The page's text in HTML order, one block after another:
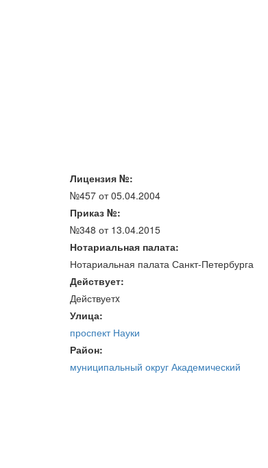
Лицензия №:
№457 от 05.04.2004
Приказ №:
№348 от 13.04.2015
Нотариальная палата:
Нотариальная палата Санкт-Петербурга
Действует:
Действуетx
Улица:
проспект Науки
Район:
муниципальный округ Академический